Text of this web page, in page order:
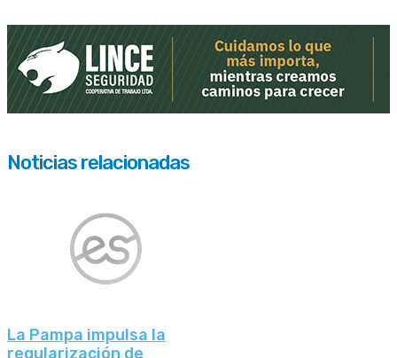
Noticias relacionadas
La Pampa impulsa la
regularización de